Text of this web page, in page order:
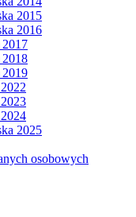
2015
2016
2017
2018
2019
2025
osobowych